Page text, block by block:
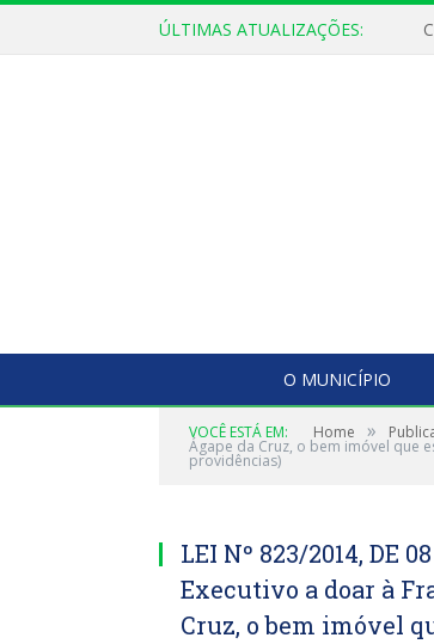
ÚLTIMAS ATUALIZAÇÕES:
O MUNICÍPIO
VOCÊ ESTÁ EM: Home »
Ágape da Cruz, o bem imóvel que
providências)
LEI Nº 823/2014, DE
Executivo a doar à
Cruz, o bem imóvel